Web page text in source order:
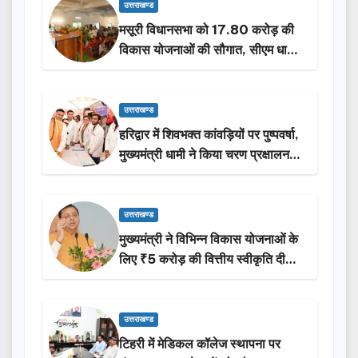
उत्तराखण्ड
मसूरी विधानसभा को 17.80 करोड़ की
विकास योजनाओं की सौगात, सीएम धामी
ने किया लोकार्पण-शिलान्यास.
उत्तराखण्ड
हरिद्वार में शिवभक्त कांवड़ियों पर पुष्पवर्षा,
मुख्यमंत्री धामी ने किया चरण प्रक्षालन…
उत्तराखण्ड
मुख्यमंत्री ने विभिन्न विकास योजनाओं के
लिए ₹5 करोड़ की वित्तीय स्वीकृति दी…
उत्तराखण्ड
टिहरी में मेडिकल कॉलेज स्थापना पर